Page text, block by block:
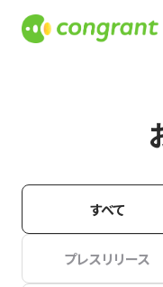
すべて
プレスリリース